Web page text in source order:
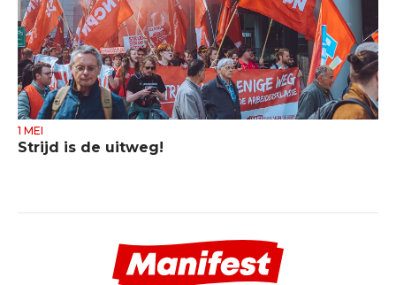
1 MEI
Strijd is de uitweg!